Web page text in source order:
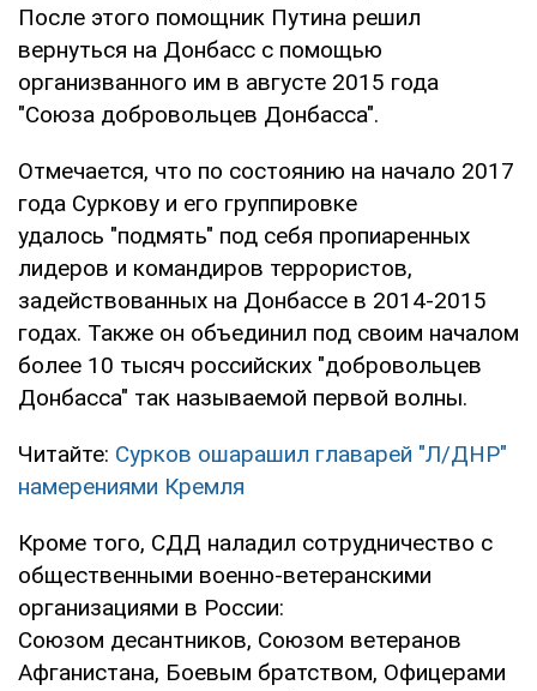
После этого помощник Путина решил
вернуться на Донбасс с помощью
организванного им в августе 2015 года
"Союза добровольцев Донбасса".
Отмечается, что по состоянию на начало 2017
года Суркову и его группировке
удалось "подмять" под себя пропиаренных
лидеров и командиров террористов,
задействованных на Донбассе в 2014-2015
годах. Также он объединил под своим началом
более 10 тысяч российских "добровольцев
Донбасса" так называемой первой волны.
Читайте: Сурков ошарашил главарей "Л/ДНР"
намерениями Кремля
Кроме того, СДД наладил сотрудничество с
общественными военно-ветеранскими
организациями в России:
Союзом десантников, Союзом ветеранов
Афганистана, Боевым братством, Офицерами